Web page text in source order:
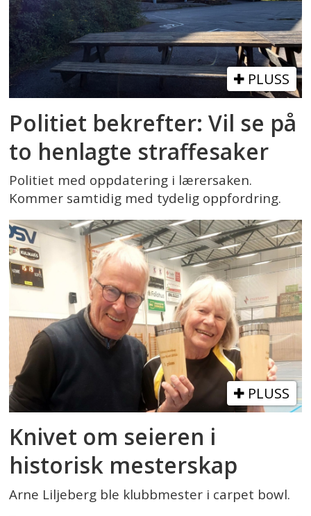
PLUSS
Politiet bekrefter: Vil se på
to henlagte straffesaker
Politiet med oppdatering i lærersaken.
Kommer samtidig med tydelig oppfordring.
PLUSS
Knivet om seieren i
historisk mesterskap
Arne Liljeberg ble klubbmester i carpet bowl.